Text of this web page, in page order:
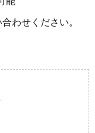
わせください。